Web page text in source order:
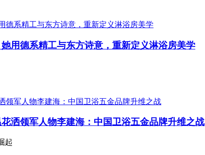
用德系精工与东方诗意，重新定义淋浴房美学
花洒领军人物李建海：中国卫浴五金品牌升维之战
起